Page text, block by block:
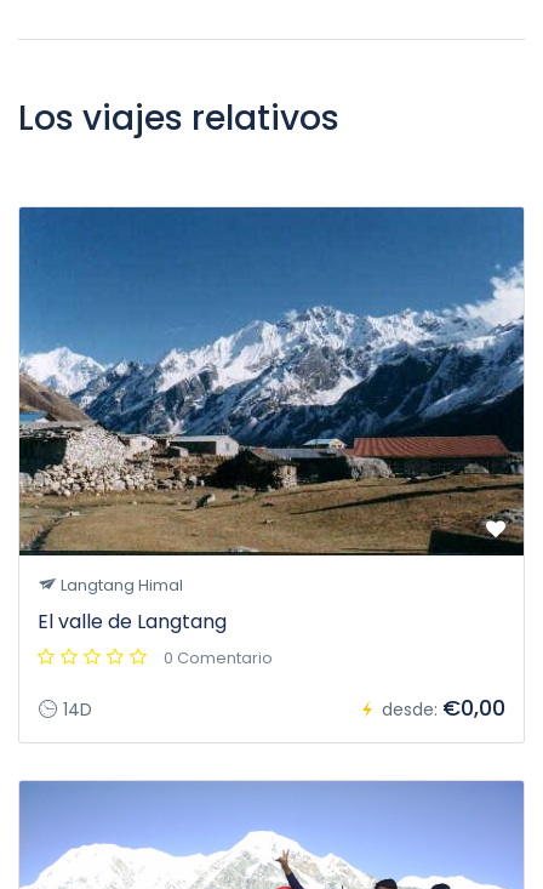
Los viajes relativos
Langtang Himal
El valle de Langtang
0 Comentario
14D desde: €0,00